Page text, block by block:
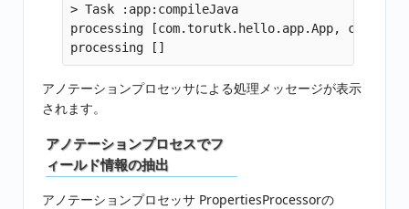
> Task :app:compileJava
processing [com.torutk.hello.app.App,
アノテーションプロセッサによる処理メッセージが表示
されます。
アノテーションプロセスでフ
ィールド情報の抽出
アノテーションプロセッサ PropertiesProcessorの